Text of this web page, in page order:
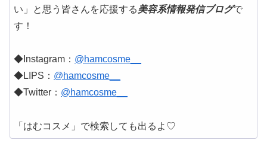
い」と思う皆さんを応援する美容系情報発信ブログで
す！
◆Instagram： @hamcosme__
◆LIPS： @hamcosme__
◆Twitter： @hamcosme__
「はむコスメ」で検索しても出るよ♡